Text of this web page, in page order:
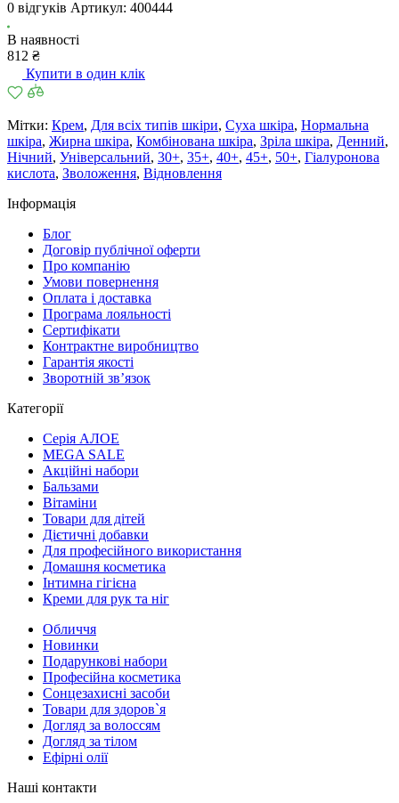
0 відгуків Артикул: 400444
В наявності
812 ₴
Купити в один клік
Мітки: Крем, Для всіх типів шкіри, Суха шкіра, Нормальна
шкіра, Жирна шкіра, Комбінована шкіра, Зріла шкіра, Денний,
Нічний, Універсальний, 30+, 35+, 40+, 45+, 50+, Гіалуронова
кислота, Зволоження, Відновлення
Інформація
Блог
Договір публічної оферти
Про компанію
Умови повернення
Оплата і доставка
Програма лояльності
Cертифікати
Контрактне виробництво
Гарантія якості
Зворотній зв’язок
Категорії
Серія АЛОЕ
MEGA SALE
Акційні набори
Бальзами
Вітаміни
Товари для дітей
Дієтичні добавки
Для професійного використання
Домашня косметика
Інтимна гігієна
Креми для рук та ніг
Обличчя
Новинки
Подарункові набори
Професійна косметика
Сонцезахисні засоби
Товари для здоров`я
Догляд за волоссям
Догляд за тілом
Ефірні олії
Наші контакти